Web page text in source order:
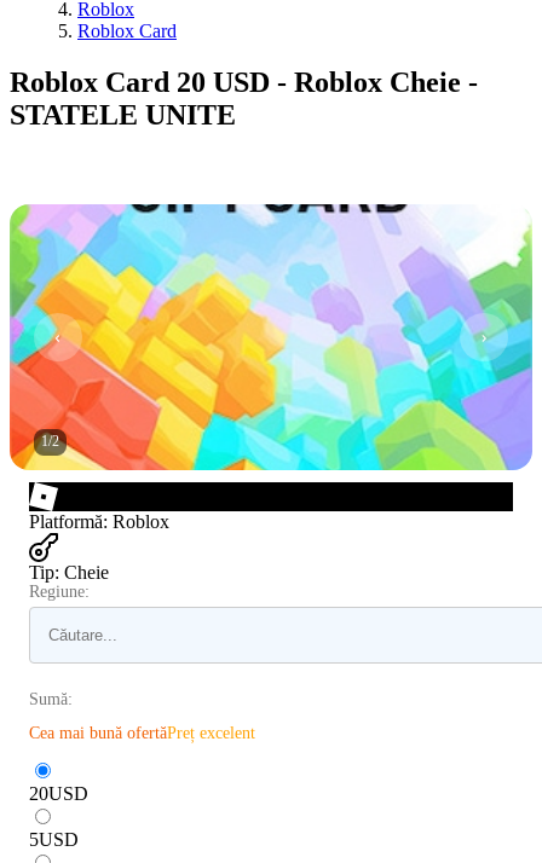
Roblox
Roblox Card
Roblox Card 20 USD - Roblox Cheie -
STATELE UNITE
1/2
Platformă: Roblox
Tip: Cheie
Regiune:
Sumă:
Cea mai bună ofertăPreț excelent
20USD
5USD